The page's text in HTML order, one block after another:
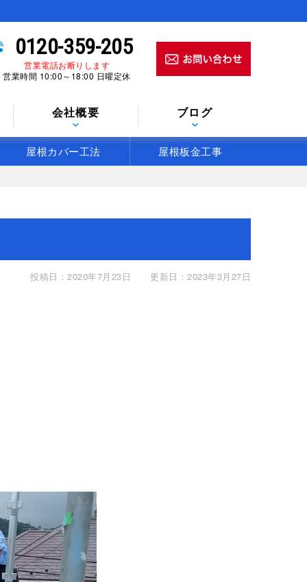
0120-359-205
営業電話お断りします
営業時間 10:00～18:00 日曜定休
会社概要 ブログ
屋根カバー工法 屋根板金工事
投稿日：2020年7月23日 更新日：2023年3月27日